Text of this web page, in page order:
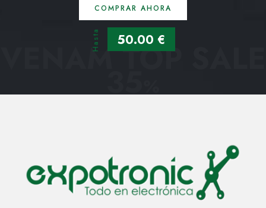
COMPRAR AHORA
Hasta 50.00 €
VENAM TOP SALE
35